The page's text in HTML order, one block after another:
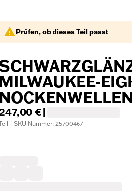
Prüfen, ob dieses Teil passt
MILWAUKEE-
€
| SKU-Nummer: 25700467